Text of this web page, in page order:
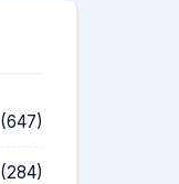
(647)
(284)